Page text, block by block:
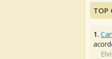
TOP
1.